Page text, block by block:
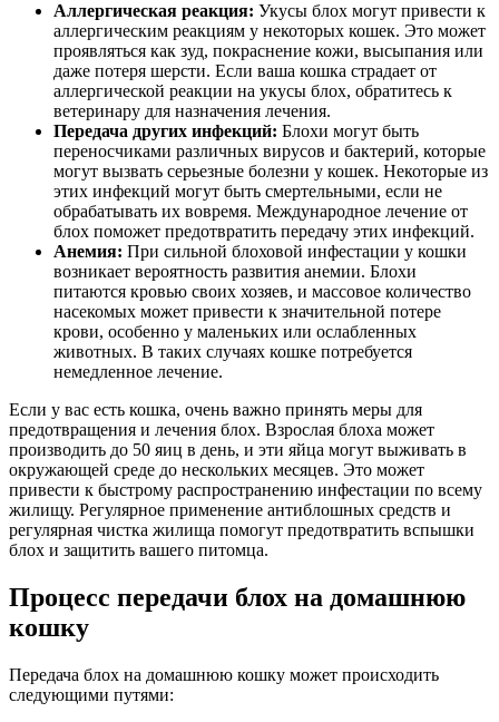
Аллергическая реакция: Укусы блох могут привести к
аллергическим реакциям у некоторых кошек. Это может
проявляться как зуд, покраснение кожи, высыпания или
даже потеря шерсти. Если ваша кошка страдает от
аллергической реакции на укусы блох, обратитесь к
ветеринару для назначения лечения.
Передача других инфекций: Блохи могут быть
переносчиками различных вирусов и бактерий, которые
могут вызвать серьезные болезни у кошек. Некоторые из
этих инфекций могут быть смертельными, если не
обрабатывать их вовремя. Международное лечение от
блох поможет предотвратить передачу этих инфекций.
Анемия: При сильной блоховой инфестации у кошки
возникает вероятность развития анемии. Блохи
питаются кровью своих хозяев, и массовое количество
насекомых может привести к значительной потере
крови, особенно у маленьких или ослабленных
животных. В таких случаях кошке потребуется
немедленное лечение.
Если у вас есть кошка, очень важно принять меры для
предотвращения и лечения блох. Взрослая блоха может
производить до 50 яиц в день, и эти яйца могут выживать в
окружающей среде до нескольких месяцев. Это может
привести к быстрому распространению инфестации по всему
жилищу. Регулярное применение антиблошных средств и
регулярная чистка жилища помогут предотвратить вспышки
блох и защитить вашего питомца.
Процесс передачи блох на домашнюю
кошку
Передача блох на домашнюю кошку может происходить
следующими путями: